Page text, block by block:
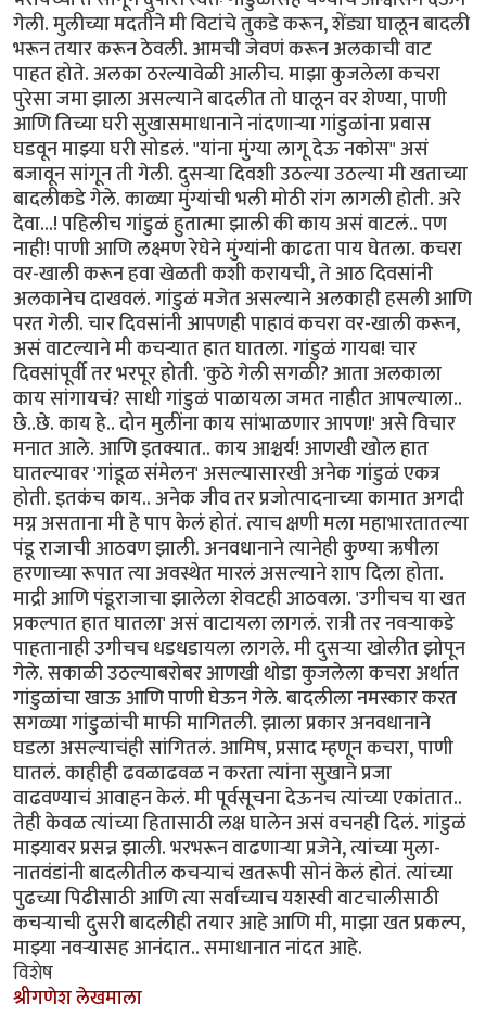
गेली. मुलीच्या मदतीने मी विटांचे तुकडे करून, शेंड्या घालून बादली
भरून तयार करून ठेवली. आमची जेवणं करून अलकाची वाट
पाहत होते. अलका ठरल्यावेळी आलीच. माझा कुजलेला कचरा
पुरेसा जमा झाला असल्याने बादलीत तो घालून वर शेण्या, पाणी
आणि तिच्या घरी सुखासमाधानाने नांदणाऱ्या गांडुळांना प्रवास
घडवून माझ्या घरी सोडलं. "यांना मुंग्या लागू देऊ नकोस" असं
बजावून सांगून ती गेली. दुसऱ्या दिवशी उठल्या उठल्या मी खताच्या
बादलीकडे गेले. काळ्या मुंग्यांची भली मोठी रांग लागली होती. अरे
देवा...! पहिलीच गांडुळं हुतात्मा झाली की काय असं वाटलं.. पण
नाही! पाणी आणि लक्ष्मण रेघेने मुंग्यांनी काढता पाय घेतला. कचरा
वर-खाली करून हवा खेळती कशी करायची, ते आठ दिवसांनी
अलकानेच दाखवलं. गांडुळं मजेत असल्याने अलकाही हसली आणि
परत गेली. चार दिवसांनी आपणही पाहावं कचरा वर-खाली करून,
असं वाटल्याने मी कचऱ्यात हात घातला. गांडुळं गायब! चार
दिवसांपूर्वी तर भरपूर होती. 'कुठे गेली सगळी? आता अलकाला
काय सांगायचं? साधी गांडुळं पाळायला जमत नाहीत आपल्याला..
छे..छे. काय हे.. दोन मुलींना काय सांभाळणार आपण!' असे विचार
मनात आले. आणि इतक्यात.. काय आश्चर्य! आणखी खोल हात
घातल्यावर 'गांडूळ संमेलन' असल्यासारखी अनेक गांडुळं एकत्र
होती. इतकंच काय.. अनेक जीव तर प्रजोत्पादनाच्या कामात अगदी
मग्न असताना मी हे पाप केलं होतं. त्याच क्षणी मला महाभारतातल्या
पंडू राजाची आठवण झाली. अनवधानाने त्यानेही कुण्या ऋषीला
हरणाच्या रूपात त्या अवस्थेत मारलं असल्याने शाप दिला होता.
माद्री आणि पंडूराजाचा झालेला शेवटही आठवला. 'उगीचच या खत
प्रकल्पात हात घातला' असं वाटायला लागलं. रात्री तर नवऱ्याकडे
पाहतानाही उगीचच धडधडायला लागले. मी दुसऱ्या खोलीत झोपून
गेले. सकाळी उठल्याबरोबर आणखी थोडा कुजलेला कचरा अर्थात
गांडुळांचा खाऊ आणि पाणी घेऊन गेले. बादलीला नमस्कार करत
सगळ्या गांडुळांची माफी मागितली. झाला प्रकार अनवधानाने
घडला असल्याचंही सांगितलं. आमिष, प्रसाद म्हणून कचरा, पाणी
घातलं. काहीही ढवळाढवळ न करता त्यांना सुखाने प्रजा
वाढवण्याचं आवाहन केलं. मी पूर्वसूचना देऊनच त्यांच्या एकांतात..
तेही केवळ त्यांच्या हितासाठी लक्ष घालेन असं वचनही दिलं. गांडुळं
माझ्यावर प्रसन्न झाली. भरभरून वाढणाऱ्या प्रजेने, त्यांच्या मुला-
नातवंडांनी बादलीतील कचऱ्याचं खतरूपी सोनं केलं होतं. त्यांच्या
पुढच्या पिढीसाठी आणि त्या सर्वांच्याच यशस्वी वाटचालीसाठी
कचऱ्याची दुसरी बादलीही तयार आहे आणि मी, माझा खत प्रकल्प,
माझ्या नवऱ्यासह आनंदात.. समाधानात नांदत आहे.
विशेष
श्रीगणेश लेखमाला